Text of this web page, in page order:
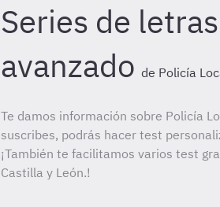
Series de
avanzado de Policía
Te damos información sobre Policía
suscribes, podrás hacer test
¡También te facilitamos varios test
Castilla y León.!